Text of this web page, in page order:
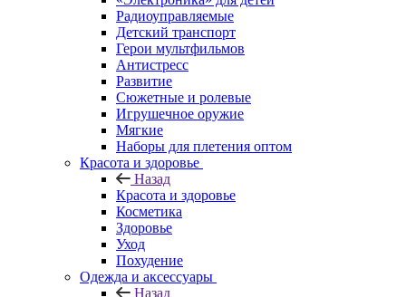
Радиоуправляемые
Детский транспорт
Герои мультфильмов
Антистресс
Развитие
Сюжетные и ролевые
Игрушечное оружие
Мягкие
Наборы для плетения оптом
Красота и здоровье
Назад
Красота и здоровье
Косметика
Здоровье
Уход
Похудение
Одежда и аксессуары
Назад